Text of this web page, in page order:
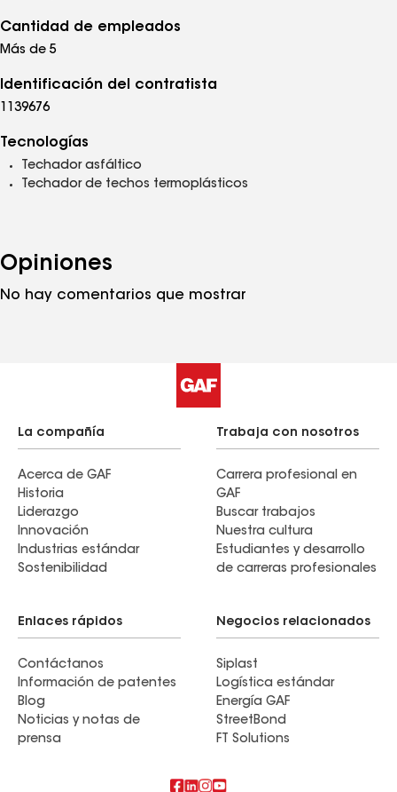
Cantidad de empleados
Más de 5
Identificación del contratista
1139676
Tecnologías
Techador asfáltico
Techador de techos termoplásticos
Opiniones
No hay comentarios que mostrar
La compañía
Acerca de GAF
Historia
Liderazgo
Innovación
Industrias estándar
Sostenibilidad
Trabaja con nosotros
Carrera profesional en
GAF
Buscar trabajos
Nuestra cultura
Estudiantes y desarrollo
de carreras profesionales
Enlaces rápidos
Contáctanos
Información de patentes
Blog
Noticias y notas de
prensa
Negocios relacionados
Siplast
Logística estándar
Energía GAF
StreetBond
FT Solutions